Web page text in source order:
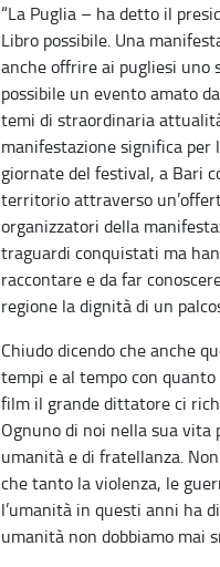
“La Puglia – ha detto il
Libro possibile. Una
anche offrire ai pugliesi uno
possibile un evento amato
temi di straordinaria
manifestazione significa per
giornate del festival, a Bari
territorio attraverso
organizzatori della
traguardi conquistati ma
raccontare e da far
regione la dignità di un
Chiudo dicendo che anche
tempi e al tempo con
film il grande dittatore ci
Ognuno di noi nella sua vita
umanità e di fratellanza.
che tanto la violenza, le
l’umanità in questi anni ha
umanità non dobbiamo mai